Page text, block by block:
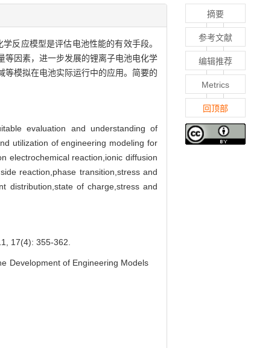
反应模型是评估电池性能的有效手段。
等因素，进一步发展的锂离子电池电化学
模拟在电池实际运行中的应用。简要的
evaluation and understanding of
utilization of engineering modeling for
electrochemical reaction,ionic diffusion
reaction,phase transition,stress and
distribution,state of charge,stress and
17(4): 355-362.
Development of Engineering Models
摘要
参考文献
编辑推荐
Metrics
回顶部